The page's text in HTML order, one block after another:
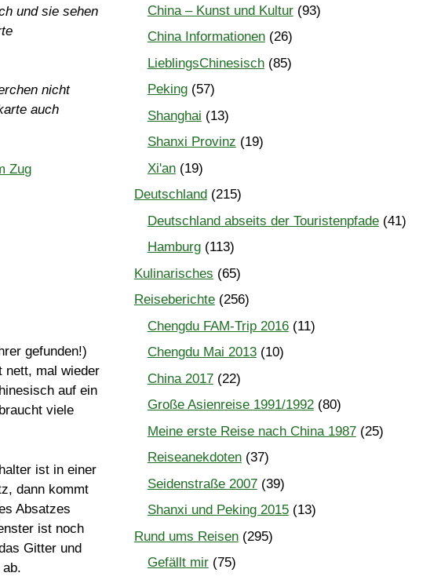
und sie sehen
nicht
auch
gefunden!)
nett, mal wieder
auf ein
viele
ist in einer
dann kommt
Absatzes
ist noch
Gitter und
China – Kunst und Kultur(93)
China Informationen(26)
LieblingsChinesisch(85)
Peking(57)
Shanghai (13)
Shanxi Provinz (19)
Xi'an(19)
Deutschland(215)
Deutschland abseits der Touristenpfade(41)
Hamburg(113)
Kulinarisches (65)
Reiseberichte(256)
Chengdu FAM-Trip 2016(11)
Chengdu Mai 2013(10)
China 2017(22)
Große Asienreise 1991/1992(80)
Meine erste Reise nach China 1987(25)
Reiseanekdoten(37)
Seidenstraße 2007(39)
Shanxi und Peking 2015(13)
Rund ums Reisen(295)
Gefällt mir(75)